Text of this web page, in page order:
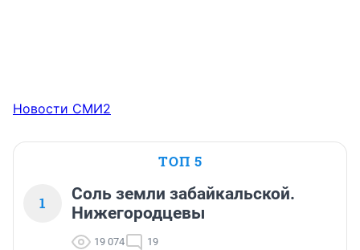
Новости СМИ2
ТОП 5
1
Соль земли забайкальской.
Нижегородцевы
19 074 19